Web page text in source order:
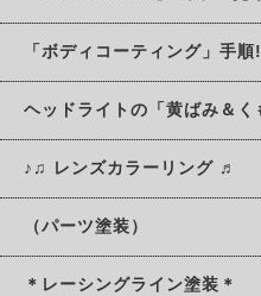
「ボディコーティング」手順
ヘッドライトの「黄ばみ＆
♪♫ レンズカラーリング ♬
（パーツ塗装）
＊レーシングライン塗装＊